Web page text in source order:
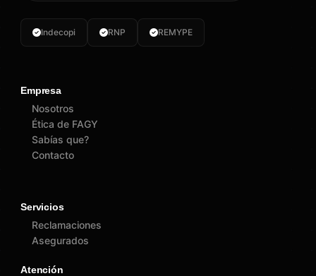
Indecopi RNP REMYPE
Empresa
Nosotros
Ética de FAGY
Sabías que?
Contacto
Servicios
Reclamaciones
Asegurados
Atención